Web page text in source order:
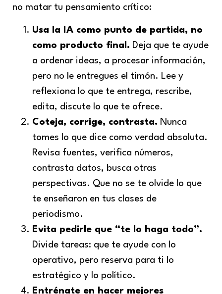
no matar tu pensamiento crítico:
Usa la IA como punto de partida, no
como producto final. Deja que te ayude
a ordenar ideas, a procesar información,
pero no le entregues el timón. Lee y
reflexiona lo que te entrega, rescribe,
edita, discute lo que te ofrece.
Coteja, corrige, contrasta. Nunca
tomes lo que dice como verdad absoluta.
Revisa fuentes, verifica números,
contrasta datos, busca otras
perspectivas. Que no se te olvide lo que
te enseñaron en tus clases de
periodismo.
Evita pedirle que “te lo haga todo”.
Divide tareas: que te ayude con lo
operativo, pero reserva para ti lo
estratégico y lo político.
Entrénate en hacer mejores